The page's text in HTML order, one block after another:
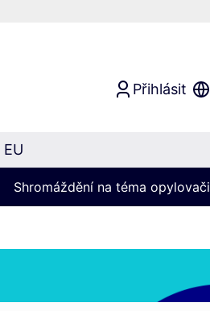
Přihlásit
Shromáždění na téma opylovači